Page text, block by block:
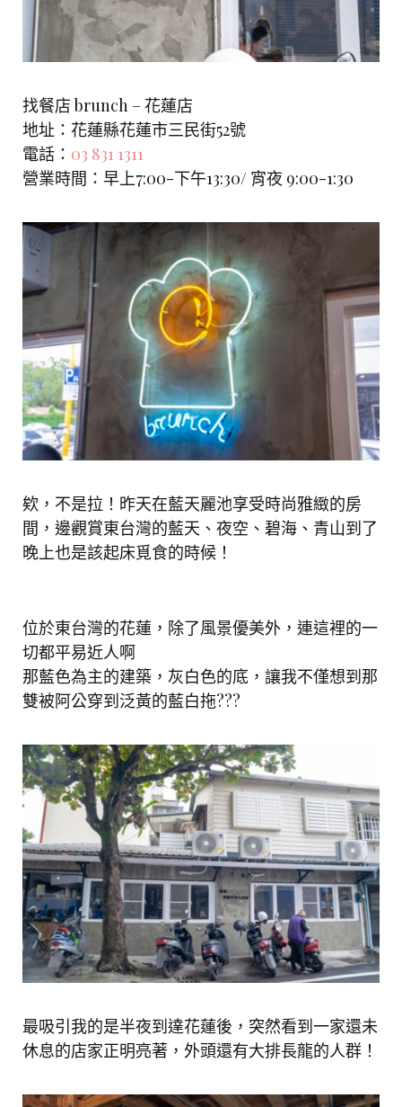
找餐店 brunch – 花蓮店
地址： 花蓮縣花蓮市三民街52號
電話： 03 831 1311
營業時間：早上7:00-下午13:30/ 宵夜 9:00-1:30
欸，不是拉！昨天在藍天麗池享受時尚雅緻的房
間，邊觀賞東台灣的藍天、夜空、碧海、青山到了
晚上也是該起床覓食的時候！
位於東台灣的花蓮，除了風景優美外，連這裡的一
切都平易近人啊
那藍色為主的建築，灰白色的底，讓我不僅想到那
雙被阿公穿到泛黃的藍白拖???
最吸引我的是半夜到達花蓮後，突然看到一家還未
休息的店家正明亮著，外頭還有大排長龍的人群！